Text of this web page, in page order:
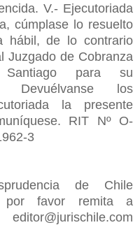
V.- Ejecutoriada
cúmplase lo resuelto
hábil, de lo contrario
Juzgado de Cobranza
para su
Devuélvanse los
la presente
RIT Nº O-
3
de Chile
por favor remita a